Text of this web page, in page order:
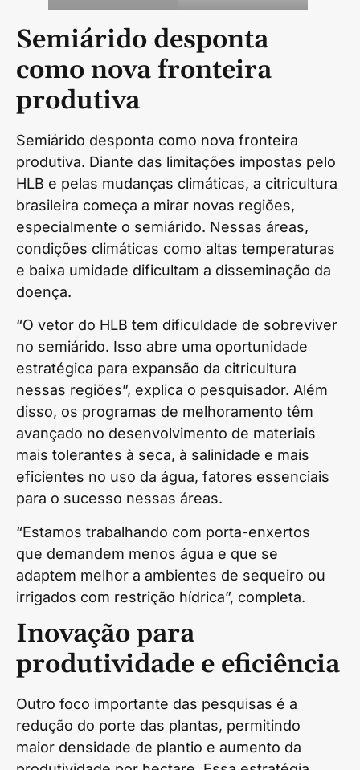
Semiárido desponta
como nova fronteira
produtiva
Semiárido desponta como nova fronteira
produtiva. Diante das limitações impostas pelo
HLB e pelas mudanças climáticas, a citricultura
brasileira começa a mirar novas regiões,
especialmente o semiárido. Nessas áreas,
condições climáticas como altas temperaturas
e baixa umidade dificultam a disseminação da
doença.
“O vetor do HLB tem dificuldade de sobreviver
no semiárido. Isso abre uma oportunidade
estratégica para expansão da citricultura
nessas regiões”, explica o pesquisador. Além
disso, os programas de melhoramento têm
avançado no desenvolvimento de materiais
mais tolerantes à seca, à salinidade e mais
eficientes no uso da água, fatores essenciais
para o sucesso nessas áreas.
“Estamos trabalhando com porta-enxertos
que demandem menos água e que se
adaptem melhor a ambientes de sequeiro ou
irrigados com restrição hídrica”, completa.
Inovação para
produtividade e eficiência
Outro foco importante das pesquisas é a
redução do porte das plantas, permitindo
maior densidade de plantio e aumento da